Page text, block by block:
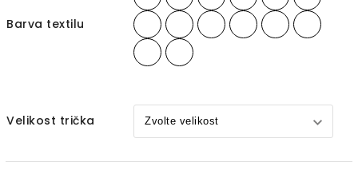
Barva textilu
Velikost trička